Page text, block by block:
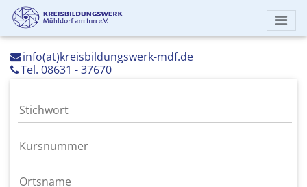
info(at)kreisbildungswerk-mdf.de
Tel. 08631 - 37670